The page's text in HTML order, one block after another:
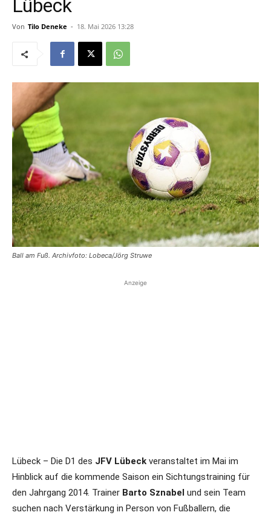
Lübeck
Von Tilo Deneke - 18. Mai 2026 13:28
Ball am Fuß. Archivfoto: Lobeca/Jörg Struwe
Anzeige
Lübeck – Die D1 des JFV Lübeck veranstaltet im Mai im
Hinblick auf die kommende Saison ein Sichtungstraining für
den Jahrgang 2014. Trainer Barto Sznabel und sein Team
suchen nach Verstärkung in Person von Fußballern, die